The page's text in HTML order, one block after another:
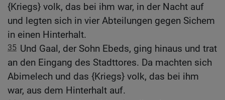
{Kriegs} volk, das bei ihm war, in der Nacht auf
und legten sich in vier Abteilungen gegen Sichem
in einen Hinterhalt.
35 Und Gaal, der Sohn Ebeds, ging hinaus und trat
an den Eingang des Stadttores. Da machten sich
Abimelech und das {Kriegs} volk, das bei ihm
war, aus dem Hinterhalt auf.